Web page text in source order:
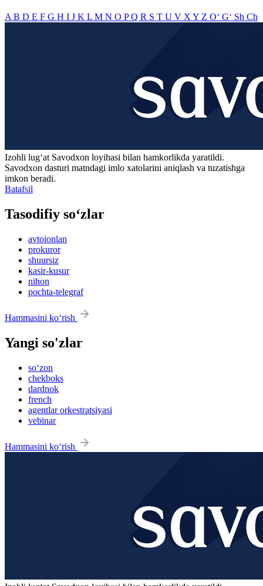
A B D E F G H I J K L M N O PQ R S T U V X Y Z O‘ G‘ Sh Ch
Izohli lugʻat Savodxon loyihasi bilan hamkorlikda yaratildi.
Savodxon dasturi matndagi imlo xatolarini aniqlash va tuzatishga
imkon beradi.
Batafsil
Tasodifiy so‘zlar
avtoionlan
prokuror
shuursiz
kasir-kusur
nihon
pochta-telegraf
Hammasini ko‘rish
Yangi so'zlar
so‘zon
chekboks
dardnok
french
agentlar orkestratsiyasi
vebinar
Hammasini ko‘rish